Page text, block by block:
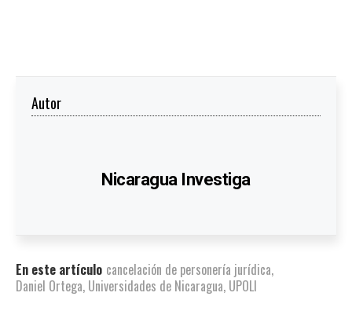
Autor
Nicaragua Investiga
En este artículo cancelación de personería jurídica,
Daniel Ortega, Universidades de Nicaragua, UPOLI